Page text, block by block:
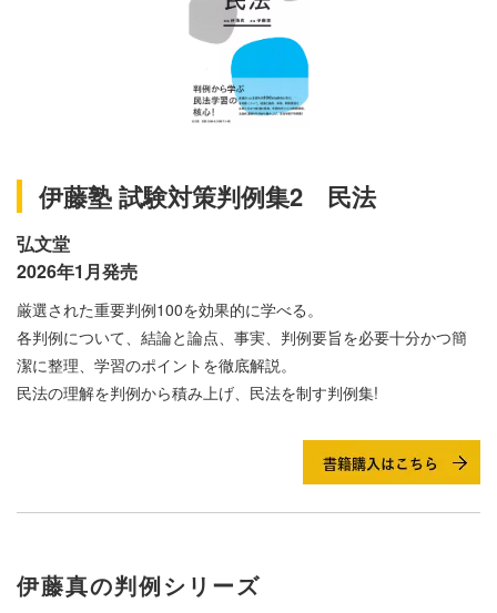
伊藤塾 試験対策判例集2 民法
弘文堂
2026年1月発売
厳選された重要判例100を効果的に学べる。
各判例について、結論と論点、事実、判例要旨を必要十分かつ簡
潔に整理、学習のポイントを徹底解説。
民法の理解を判例から積み上げ、民法を制す判例集!
伊藤真の判例シリーズ